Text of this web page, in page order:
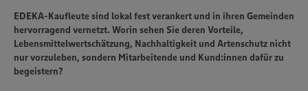
EDEKA-Kaufleute sind lokal fest verankert und in ihren Gemeinden
hervorragend vernetzt. Worin sehen Sie deren Vorteile,
Lebensmittelwertschätzung, Nachhaltigkeit und Artenschutz nicht
nur vorzuleben, sondern Mitarbeitende und Kund:innen dafür zu
begeistern?